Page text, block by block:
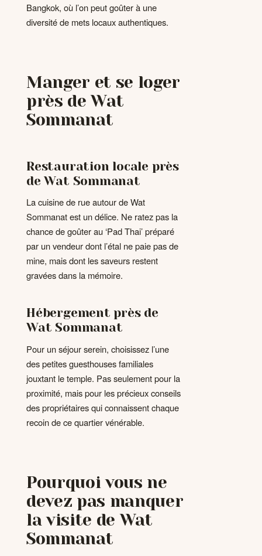
Bangkok, où l’on peut goûter à une
diversité de mets locaux authentiques.
Manger et se loger
près de Wat
Sommanat
Restauration locale près
de Wat Sommanat
La cuisine de rue autour de Wat
Sommanat est un délice. Ne ratez pas la
chance de goûter au ‘Pad Thai’ préparé
par un vendeur dont l’étal ne paie pas de
mine, mais dont les saveurs restent
gravées dans la mémoire.
Hébergement près de
Wat Sommanat
Pour un séjour serein, choisissez l’une
des petites guesthouses familiales
jouxtant le temple. Pas seulement pour la
proximité, mais pour les précieux conseils
des propriétaires qui connaissent chaque
recoin de ce quartier vénérable.
Pourquoi vous ne
devez pas manquer
la visite de Wat
Sommanat